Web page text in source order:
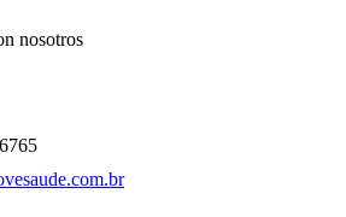
nosotros